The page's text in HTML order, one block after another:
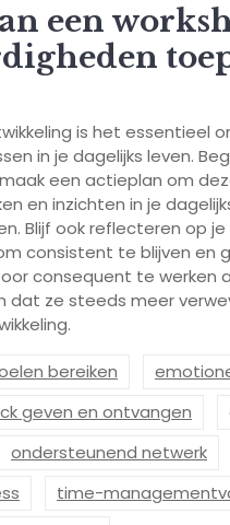
een
is het essentieel
in je dagelijks leven.
een actieplan om
en inzichten in je
Blijf ook reflecteren op
consistent te blijven en
consequent te werken
dat ze steeds meer
bereiken
geven en ontvangen
ondersteunend netwerk
time-